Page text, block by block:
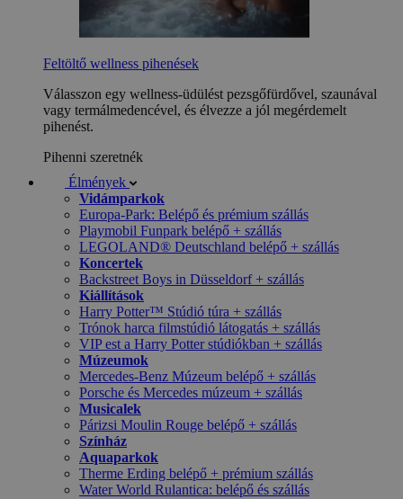
Feltöltő wellness pihenések
Válasszon egy wellness-üdülést pezsgőfürdővel, szaunával
vagy termálmedencével, és élvezze a jól megérdemelt
pihenést.
Pihenni szeretnék
Élmények
Vidámparkok
Europa-Park: Belépő és prémium szállás
Playmobil Funpark belépő + szállás
LEGOLAND® Deutschland belépő + szállás
Koncertek
Backstreet Boys in Düsseldorf + szállás
Kiállítások
Harry Potter™ Stúdió túra + szállás
Trónok harca filmstúdió látogatás + szállás
VIP est a Harry Potter stúdiókban + szállás
Múzeumok
Mercedes-Benz Múzeum belépő + szállás
Porsche és Mercedes múzeum + szállás
Musicalek
Párizsi Moulin Rouge belépő + szállás
Színház
Aquaparkok
Therme Erding belépő + prémium szállás
Water World Rulantica: belépő és szállás